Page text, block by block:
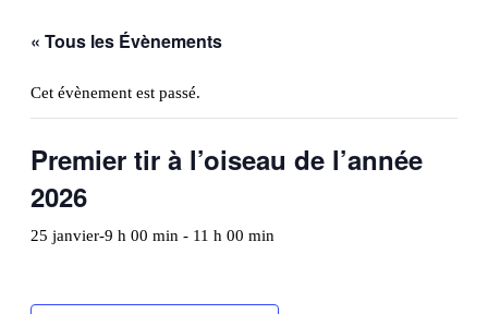
« Tous les Évènements
Cet évènement est passé.
Premier tir à l’oiseau de l’année
2026
25 janvier-9 h 00 min - 11 h 00 min